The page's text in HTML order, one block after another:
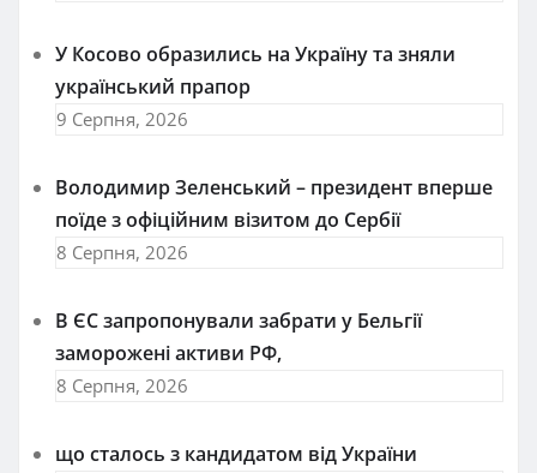
У Косово образились на Україну та зняли
український прапор
9 Серпня, 2026
Володимир Зеленський – президент вперше
поїде з офіційним візитом до Сербії
8 Серпня, 2026
В ЄС запропонували забрати у Бельгії
заморожені активи РФ,
8 Серпня, 2026
що сталось з кандидатом від України